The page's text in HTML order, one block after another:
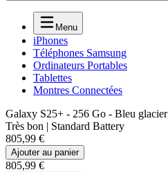
Menu
iPhones
Téléphones Samsung
Ordinateurs Portables
Tablettes
Montres Connectées
Galaxy S25+ - 256 Go - Bleu glacier
Très bon | Standard Battery
805,99 €
Ajouter au panier
805,99 €